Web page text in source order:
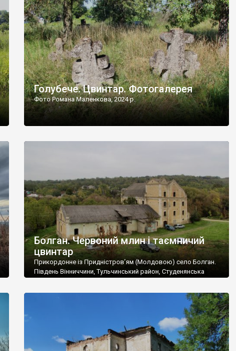
[…]
Голубече. Цвинтар. Фотогалерея
Фото Романа Маленкова, 2024 р.
Болган. Червоний млин і таємничий
цвинтар
Прикордонне із Придністров’ям (Молдовою) село Болган.
Південь Вінниччини, Тульчинський район, Студенянська
старовинний цвинтар із кам’яними хрестами. Всі епітафії, які
збереглися, написані кирилицею, церковнослов’янською
мовою. За всіма традиційними ознаками – цвинтар
український. Хрести датуються 19 століттям. У 1924-1940
роках Болган […]